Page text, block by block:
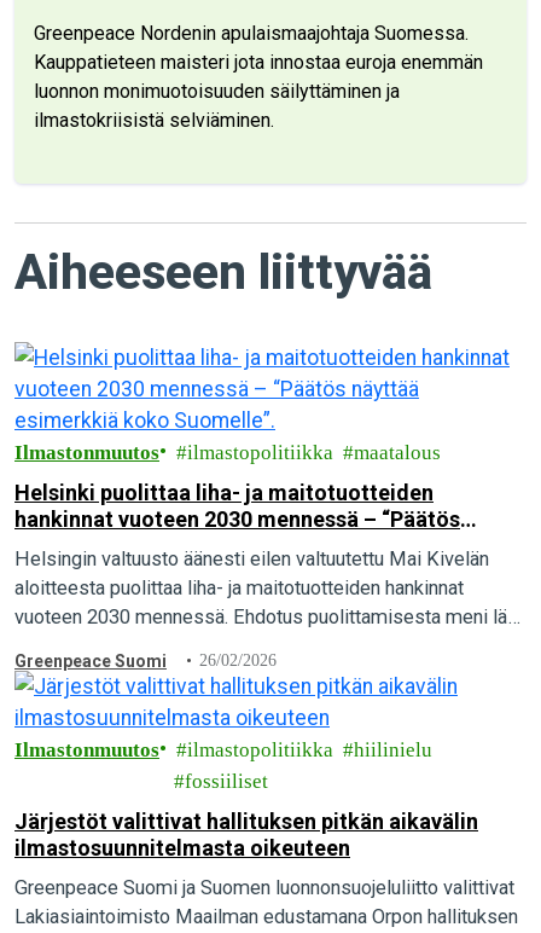
Greenpeace Nordenin apulaismaajohtaja Suomessa.
Kauppatieteen maisteri jota innostaa euroja enemmän
luonnon monimuotoisuuden säilyttäminen ja
ilmastokriisistä selviäminen.
Aiheeseen liittyvää
Ilmastonmuutos ilmastopolitiikka maatalous
Helsinki puolittaa liha- ja maitotuotteiden
hankinnat vuoteen 2030 mennessä – “Päätös
näyttää esimerkkiä koko Suomelle”.
Helsingin valtuusto äänesti eilen valtuutettu Mai Kivelän
aloitteesta puolittaa liha- ja maitotuotteiden hankinnat
vuoteen 2030 mennessä. Ehdotus puolittamisesta meni läpi
vastaan. Greenpeace pitää päätöstä merkittävänä askeleena
kohti ilmaston kannalta kestävää ruokailua.
Greenpeace Suomi 26/02/2026
Ilmastonmuutos ilmastopolitiikka
hiilinielu
fossiiliset
Järjestöt valittivat hallituksen pitkän aikavälin
ilmastosuunnitelmasta oikeuteen
Greenpeace Suomi ja Suomen luonnonsuojeluliitto valittivat
Lakiasiaintoimisto Maailman edustamana Orpon hallituksen